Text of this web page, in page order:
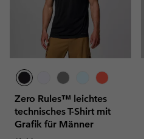
Zero Rules™ leichtes
technisches T-Shirt mit
Grafik für Männer